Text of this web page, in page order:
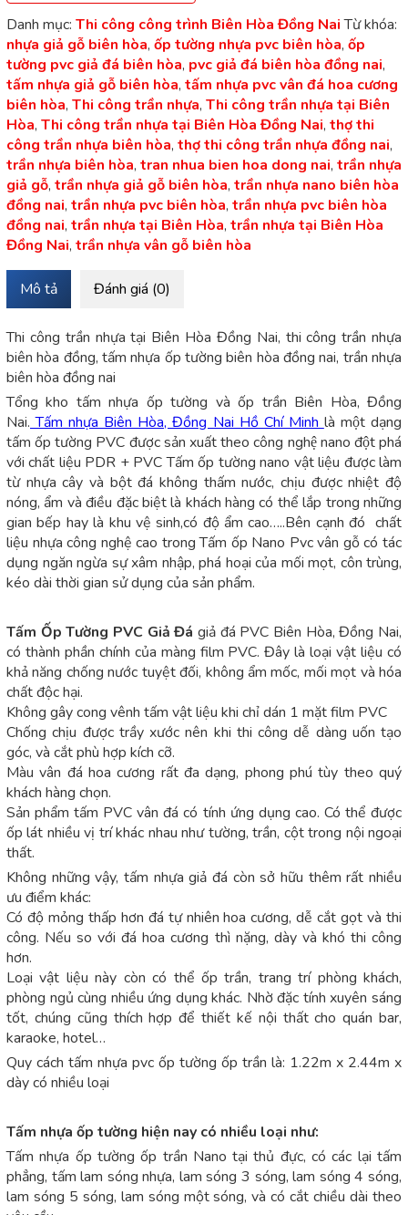
Danh mục: Thi công công trình Biên Hòa Đồng Nai Từ khóa:
nhựa giả gỗ biên hòa, ốp tường nhựa pvc biên hòa, ốp
tường pvc giả đá biên hòa, pvc giả đá biên hòa đồng nai,
tấm nhựa giả gỗ biên hòa, tấm nhựa pvc vân đá hoa cương
biên hòa, Thi công trần nhựa, Thi công trần nhựa tại Biên
Hòa, Thi công trần nhựa tại Biên Hòa Đồng Nai, thợ thi
công trần nhựa biên hòa, thợ thi công trần nhựa đồng nai,
trần nhựa biên hòa, tran nhua bien hoa dong nai, trần nhựa
giả gỗ, trần nhựa giả gỗ biên hòa, trần nhựa nano biên hòa
đồng nai, trần nhựa pvc biên hòa, trần nhựa pvc biên hòa
đồng nai, trần nhựa tại Biên Hòa, trần nhựa tại Biên Hòa
Đồng Nai, trần nhựa vân gỗ biên hòa
Mô tả Đánh giá (0)
Thi công trần nhựa tại Biên Hòa Đồng Nai, thi công trần nhựa
biên hòa đồng, tấm nhựa ốp tường biên hòa đồng nai, trần nhựa
biên hòa đồng nai
Tổng kho tấm nhựa ốp tường và ốp trần Biên Hòa, Đồng
Nai. Tấm nhựa Biên Hòa, Đồng Nai Hồ Chí Minh là một dạng
tấm ốp tường PVC được sản xuất theo công nghệ nano đột phá
với chất liệu PDR + PVC Tấm ốp tường nano vật liệu được làm
từ nhựa cây và bột đá không thấm nước, chịu được nhiệt độ
nóng, ẩm và điều đặc biệt là khách hàng có thể lắp trong những
gian bếp hay là khu vệ sinh,có độ ẩm cao…..Bên cạnh đó chất
liệu nhựa công nghệ cao trong Tấm ốp Nano Pvc vân gỗ có tác
dụng ngăn ngừa sự xâm nhập, phá hoại của mối mọt, côn trùng,
kéo dài thời gian sử dụng của sản phẩm.
Tấm Ốp Tường PVC Giả Đá giả đá PVC Biên Hòa, Đồng Nai,
có thành phần chính của màng film PVC. Đây là loại vật liệu có
khả năng chống nước tuyệt đối, không ẩm mốc, mối mọt và hóa
chất độc hại.
Không gây cong vênh tấm vật liệu khi chỉ dán 1 mặt film PVC
Chống chịu được trầy xước nên khi thi công dễ dàng uốn tạo
góc, và cắt phù hợp kích cỡ.
Màu vân đá hoa cương rất đa dạng, phong phú tùy theo quý
khách hàng chọn.
Sản phẩm tấm PVC vân đá có tính ứng dụng cao. Có thể được
ốp lát nhiều vị trí khác nhau như tường, trần, cột trong nội ngoại
thất.
Không những vậy, tấm nhựa giả đá còn sở hữu thêm rất nhiều
ưu điểm khác:
Có độ mỏng thấp hơn đá tự nhiên hoa cương, dễ cắt gọt và thi
công. Nếu so với đá hoa cương thì nặng, dày và khó thi công
hơn.
Loại vật liệu này còn có thể ốp trần, trang trí phòng khách,
phòng ngủ cùng nhiều ứng dụng khác. Nhờ đặc tính xuyên sáng
tốt, chúng cũng thích hợp để thiết kế nội thất cho quán bar,
karaoke, hotel…
Quy cách tấm nhựa pvc ốp tường ốp trần là: 1.22m x 2.44m x
dày có nhiều loại
Tấm nhựa ốp tường hiện nay có nhiều loại như:
Tấm nhựa ốp tường ốp trần Nano tại thủ đực, có các lại tấm
phẳng, tấm lam sóng nhựa, lam sóng 3 sóng, lam sóng 4 sóng,
lam sóng 5 sóng, lam sóng một sóng, và có cắt chiều dài theo